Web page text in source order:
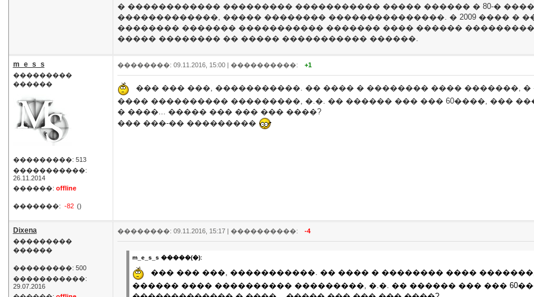
� ������������ ��������� ����������� ����� ������ � 80-�
�������������, ����� �������� ���������������. � 2009 ���� �
�������� ������� ����������� ������� ���� ������
����� �������� �� ����� ����������� ������.
m_e_s_s
���������
������
���������: 513
�����������:
26.11.2014
������: offline
�������: -82 ()
��������: 09.11.2016, 15:00 | ����������: +1
��� ��� ���, �����������. �� ���� � �������� ���� �������,
���� ���������� ���������, �.�. �� ������ ��� ��� 60����, ���
� ����... ����� ��� ��� ��� ����?
��� ���-�� ���������
Dixena
���������
������
���������: 500
�����������:
29.07.2016
��������: 09.11.2016, 15:17 | ����������: -4
m_e_s_s �����(�):
��� ��� ���, �����������. �� ���� � �������� ����
������ ���� ���������� ���������, �.�. �� ������ ��� ���